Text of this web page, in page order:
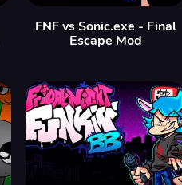
FNF vs Sonic.exe - Final
Escape Mod